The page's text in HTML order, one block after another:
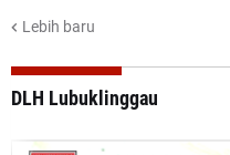
Lebih baru
DLH Lubuklinggau